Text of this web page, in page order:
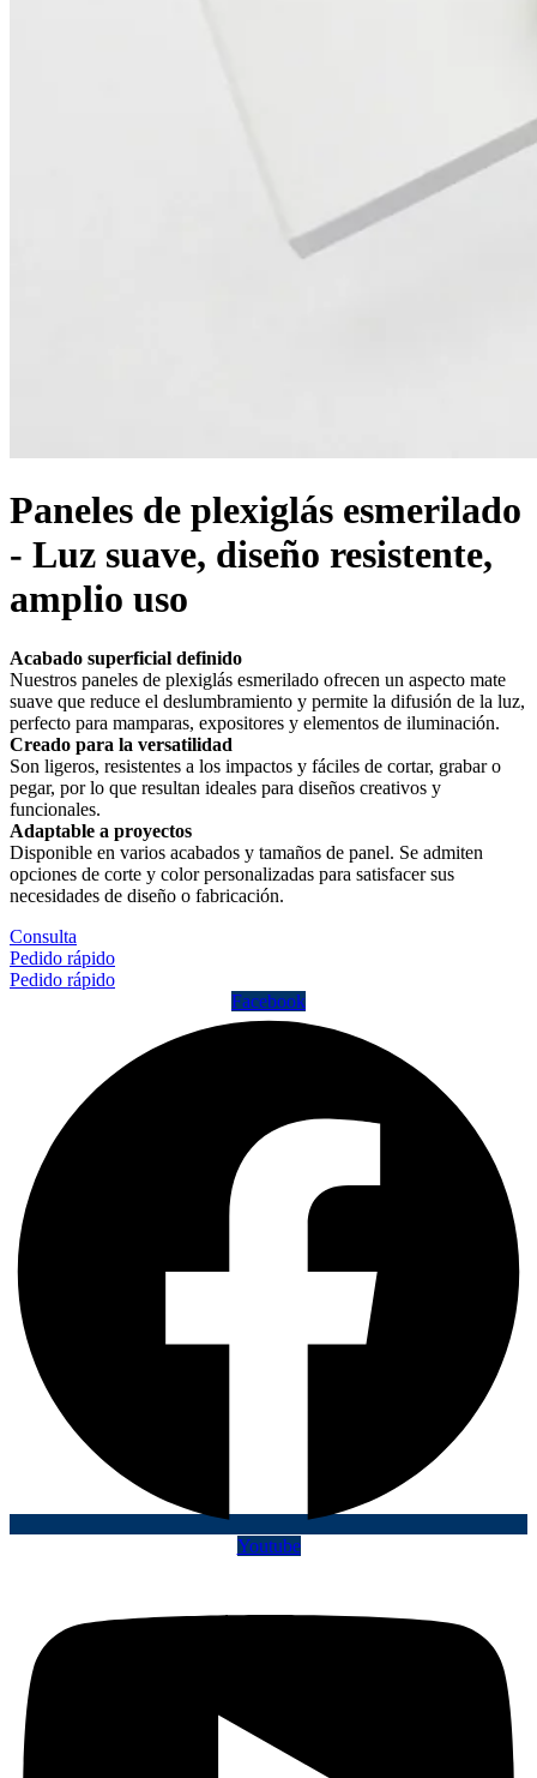
Paneles de plexiglás esmerilado
- Luz suave, diseño resistente,
amplio uso
Acabado superficial definido
Nuestros paneles de plexiglás esmerilado ofrecen un aspecto mate
suave que reduce el deslumbramiento y permite la difusión de la luz,
perfecto para mamparas, expositores y elementos de iluminación.
Creado para la versatilidad
Son ligeros, resistentes a los impactos y fáciles de cortar, grabar o
pegar, por lo que resultan ideales para diseños creativos y
funcionales.
Adaptable a proyectos
Disponible en varios acabados y tamaños de panel. Se admiten
opciones de corte y color personalizadas para satisfacer sus
necesidades de diseño o fabricación.
Consulta
Pedido rápido
Pedido rápido
Facebook
Youtube